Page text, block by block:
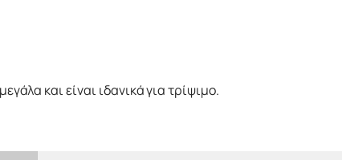
και είναι ιδανικά για τρίψιμο.